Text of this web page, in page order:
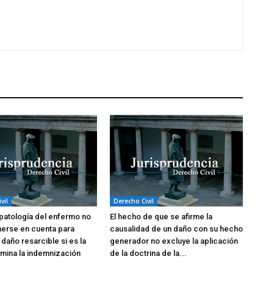
del enfermo no
en cuenta para
resarcible si es la
la indemnización
Derecho Civil
El hecho de que se afirme la
causalidad de un daño con su hecho
generador no excluye la aplicación
de la doctrina de la...